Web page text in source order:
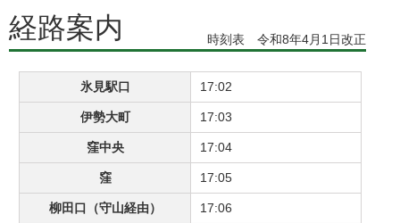
経路案内 時刻表 令和8年4月1日改正
氷見駅口 17:02
伊勢大町 17:03
窪中央 17:04
窪 17:05
柳田口（守山経由） 17:06